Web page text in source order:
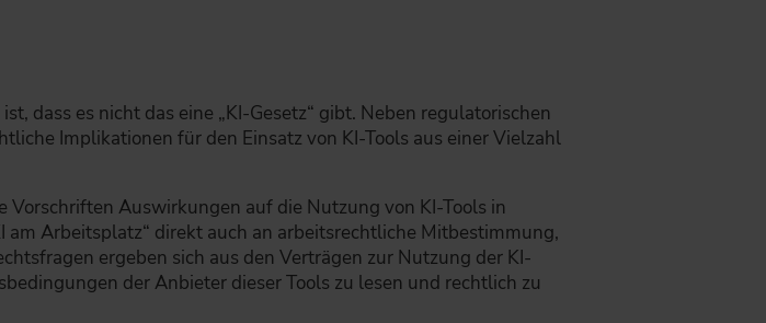
dass es nicht das eine „KI-Gesetz“ gibt. Neben regulatorischen
Implikationen für den Einsatz von KI-Tools aus einer Vielzahl
Auswirkungen auf die Nutzung von KI-Tools in
Arbeitsplatz“ direkt auch an arbeitsrechtliche Mitbestimmung,
ergeben sich aus den Verträgen zur Nutzung der KI-
der Anbieter dieser Tools zu lesen und rechtlich zu